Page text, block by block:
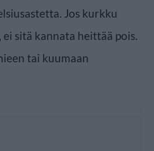
Jos kurkku
sitä kannata heittää pois.
tai kuumaan